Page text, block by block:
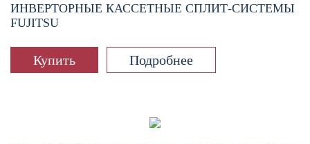
ИНВЕРТОРНЫЕ КАССЕТНЫЕ СПЛИТ-СИСТЕМЫ
FUJITSU
Купить Подробнее